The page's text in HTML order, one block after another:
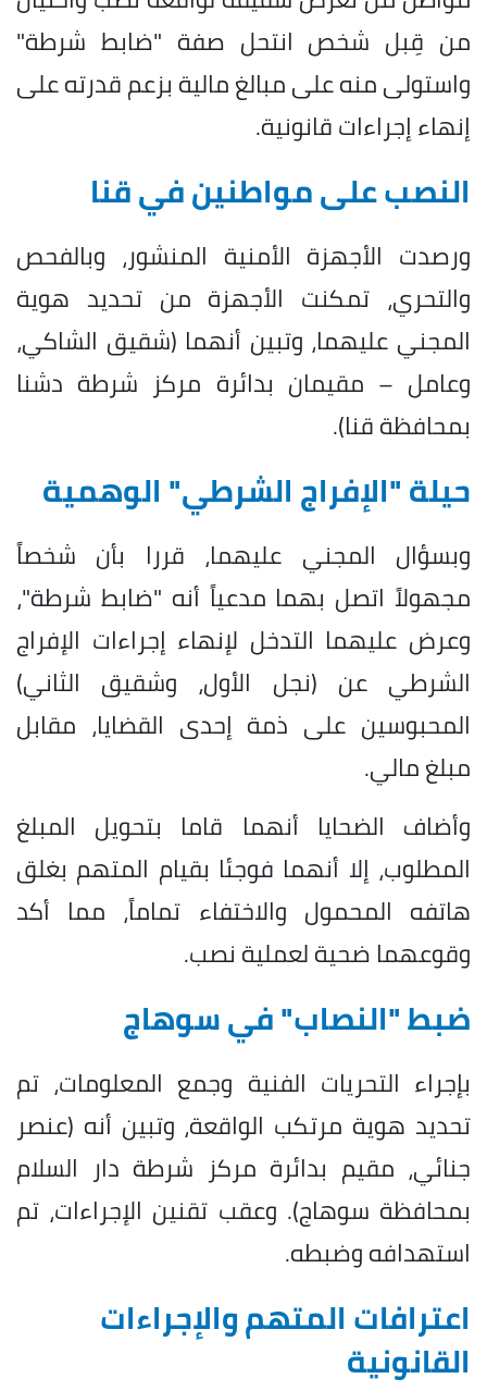
من قِبل شخص انتحل صفة "ضابط شرطة"
واستولى منه على مبالغ مالية بزعم قدرته على
إنهاء إجراءات قانونية.
النصب على مواطنين في قنا
ورصدت الأجهزة الأمنية المنشور، وبالفحص
والتحري، تمكنت الأجهزة من تحديد هوية
المجني عليهما، وتبين أنهما (شقيق الشاكي،
وعامل – مقيمان بدائرة مركز شرطة دشنا
بمحافظة قنا).
حيلة "الإفراج الشرطي" الوهمية
وبسؤال المجني عليهما، قررا بأن شخصاً
مجهولاً اتصل بهما مدعياً أنه "ضابط شرطة"،
وعرض عليهما التدخل لإنهاء إجراءات الإفراج
الشرطي عن (نجل الأول، وشقيق الثاني)
المحبوسين على ذمة إحدى القضايا، مقابل
مبلغ مالي.
وأضاف الضحايا أنهما قاما بتحويل المبلغ
المطلوب، إلا أنهما فوجئا بقيام المتهم بغلق
هاتفه المحمول والاختفاء تماماً، مما أكد
وقوعهما ضحية لعملية نصب.
ضبط "النصاب" في سوهاج
بإجراء التحريات الفنية وجمع المعلومات، تم
تحديد هوية مرتكب الواقعة، وتبين أنه (عنصر
جنائي، مقيم بدائرة مركز شرطة دار السلام
بمحافظة سوهاج). وعقب تقنين الإجراءات، تم
استهدافه وضبطه.
اعترافات المتهم والإجراءات
القانونية